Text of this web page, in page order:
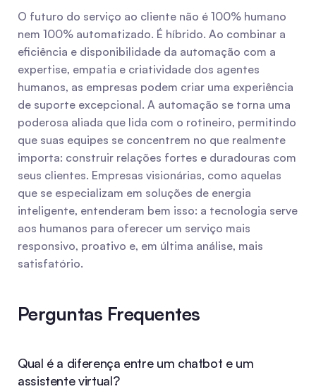
O futuro do serviço ao cliente não é 100% humano
nem 100% automatizado. É híbrido. Ao combinar a
eficiência e disponibilidade da automação com a
expertise, empatia e criatividade dos agentes
humanos, as empresas podem criar uma experiência
de suporte excepcional. A automação se torna uma
poderosa aliada que lida com o rotineiro, permitindo
que suas equipes se concentrem no que realmente
importa: construir relações fortes e duradouras com
seus clientes. Empresas visionárias, como aquelas
que se especializam em soluções de energia
inteligente, entenderam bem isso: a tecnologia serve
aos humanos para oferecer um serviço mais
responsivo, proativo e, em última análise, mais
satisfatório.
Perguntas Frequentes
Qual é a diferença entre um chatbot e um
assistente virtual?